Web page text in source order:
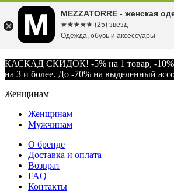
КАСКАД СКИДОК! -5% на 1 товар, -10%
на 3 и более. До -70% на выделенный
Женщинам
Женщинам
Мужчинам
О бренде
Доставка и оплата
Возврат
FAQ
Контакты
MEZZATORRE - женская
☆☆☆☆☆
★★★★★ (25) звезд
Одежда, обувь и аксессуары